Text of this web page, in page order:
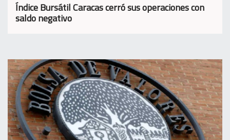
Índice Bursátil Caracas cerró sus operaciones con
saldo negativo